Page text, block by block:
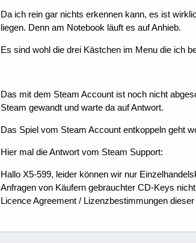
Da ich rein gar nichts erkennen kann, es ist
liegen. Denn am Notebook läuft es auf Anhieb.
Es sind wohl die drei Kästchen im Menu die ich
Das mit dem Steam Account ist noch nicht
Steam gewandt und warte da auf Antwort.
Das Spiel vom Steam Account entkoppeln geht
Hier mal die Antwort vom Steam Support:
Hallo X5-599, leider können wir nur
Anfragen von Käufern gebrauchter CD-Keys
Licence Agreement / Lizenzbestimmungen